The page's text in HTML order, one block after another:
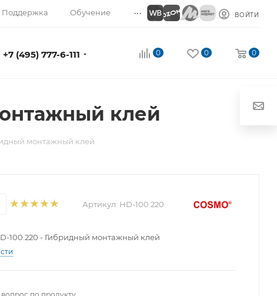
Поддержка Обучение ... ВОЙТИ
+7 (495) 777-6-111 0 0 0
клей
монтажный клей
Артикул: HD-100.220
100.220 - Гибридный монтажный клей